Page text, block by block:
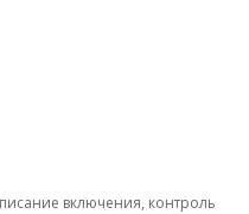
включения, контроль